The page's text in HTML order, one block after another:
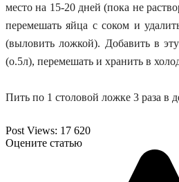
место на 15-20 дней (пока не
перемешать яйца с соком и
(выловить ложкой). Добавить в
(о.5л), перемешать и хранить в
Пить по 1 столовой ложке 3 раза в
Post Views: 17 620
Оцените статью